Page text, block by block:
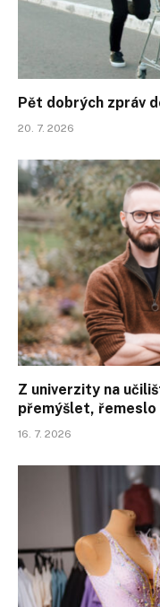
Pět dobrých zpráv
20. 7. 2026
Z univerzity na
přemýšlet,
16. 7. 2026